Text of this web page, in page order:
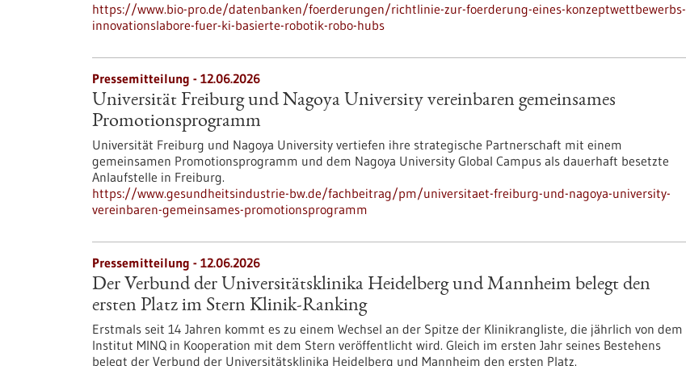
https://www.bio-pro.de/datenbanken/foerderungen/richtlinie-zur-foerderung-eines-konzeptwettbewerbs-
innovationslabore-fuer-ki-basierte-robotik-robo-hubs
Pressemitteilung - 12.06.2026
Universität Freiburg und Nagoya University vereinbaren gemeinsames
Promotionsprogramm
Universität Freiburg und Nagoya University vertiefen ihre strategische Partnerschaft mit einem
gemeinsamen Promotionsprogramm und dem Nagoya University Global Campus als dauerhaft besetzte
Anlaufstelle in Freiburg.
https://www.gesundheitsindustrie-bw.de/fachbeitrag/pm/universitaet-freiburg-und-nagoya-university-
vereinbaren-gemeinsames-promotionsprogramm
Pressemitteilung - 12.06.2026
Der Verbund der Universitätsklinika Heidelberg und Mannheim belegt den
ersten Platz im Stern Klinik-Ranking
Erstmals seit 14 Jahren kommt es zu einem Wechsel an der Spitze der Klinikrangliste, die jährlich von dem
Institut MINQ in Kooperation mit dem Stern veröffentlicht wird. Gleich im ersten Jahr seines Bestehens
belegt der Verbund der Universitätsklinika Heidelberg und Mannheim den ersten Platz.